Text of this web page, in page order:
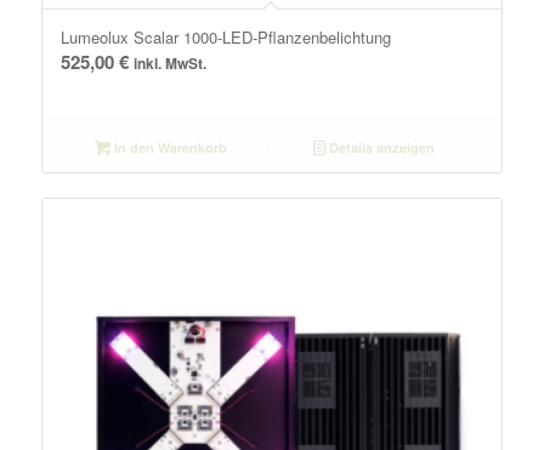
Lumeolux Scalar 1000-LED-Pflanzenbelichtung
525,00€ inkl. MwSt.
In den Warenkorb Details anzeigen